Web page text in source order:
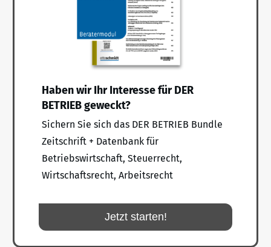
Haben wir Ihr Interesse für DER
BETRIEB geweckt?
Sichern Sie sich das DER BETRIEB Bundle
Zeitschrift + Datenbank für
Betriebswirtschaft, Steuerrecht,
Wirtschaftsrecht, Arbeitsrecht
Jetzt starten!